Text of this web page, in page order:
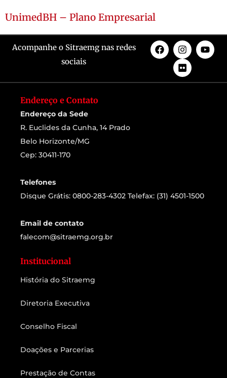
UnimedBH – Plano Empresarial
Acompanhe o Sitraemg nas redes
sociais
Endereço e Contato
Endereço da Sede
R. Euclides da Cunha, 14 Prado
Belo Horizonte/MG
Cep: 30411-170
Telefones
Disque Grátis: 0800-283-4302 Telefax: (31) 4501-1500
Email de contato
falecom@sitraemg.org.br
Institucional
História do Sitraemg
Diretoria Executiva
Conselho Fiscal
Doações e Parcerias
Prestação de Contas